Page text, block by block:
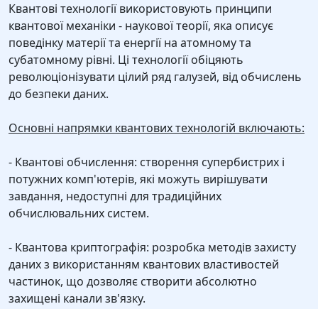
Квантові технології використовують принципи
квантової механіки - наукової теорії, яка описує
поведінку матерії та енергії на атомному та
субатомному рівні. Ці технології обіцяють
революціонізувати цілий ряд галузей, від обчислень
до безпеки даних.
Основні напрямки квантових технологій включають:
- Квантові обчислення: створення супербистрих і
потужних комп'ютерів, які можуть вирішувати
завдання, недоступні для традиційних
обчислювальних систем.
- Квантова криптографія: розробка методів захисту
даних з використанням квантових властивостей
частинок, що дозволяє створити абсолютно
захищені канали зв'язку.